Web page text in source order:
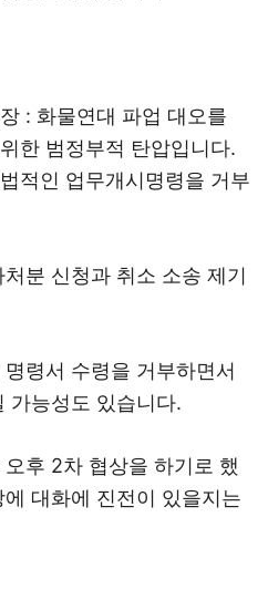
: 화물연대 파업 대오를
한 범정부적 탄압입니다.
적인 업무개시명령을 거부
분 신청과 취소 소송 제기
령서 수령을 거부하면서
가능성도 있습니다.
후 2차 협상을 하기로 했
대화에 진전이 있을지는